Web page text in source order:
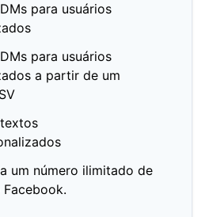
para usuários
para usuários
a partir de um
um número ilimitado de